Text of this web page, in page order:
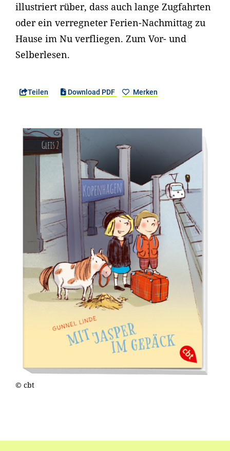
illustriert rüber, dass auch lange Zugfahrten
oder ein verregneter Ferien-Nachmittag zu
Hause im Nu verfliegen. Zum Vor- und
Selberlesen.
Teilen Download PDF Merken
© cbt